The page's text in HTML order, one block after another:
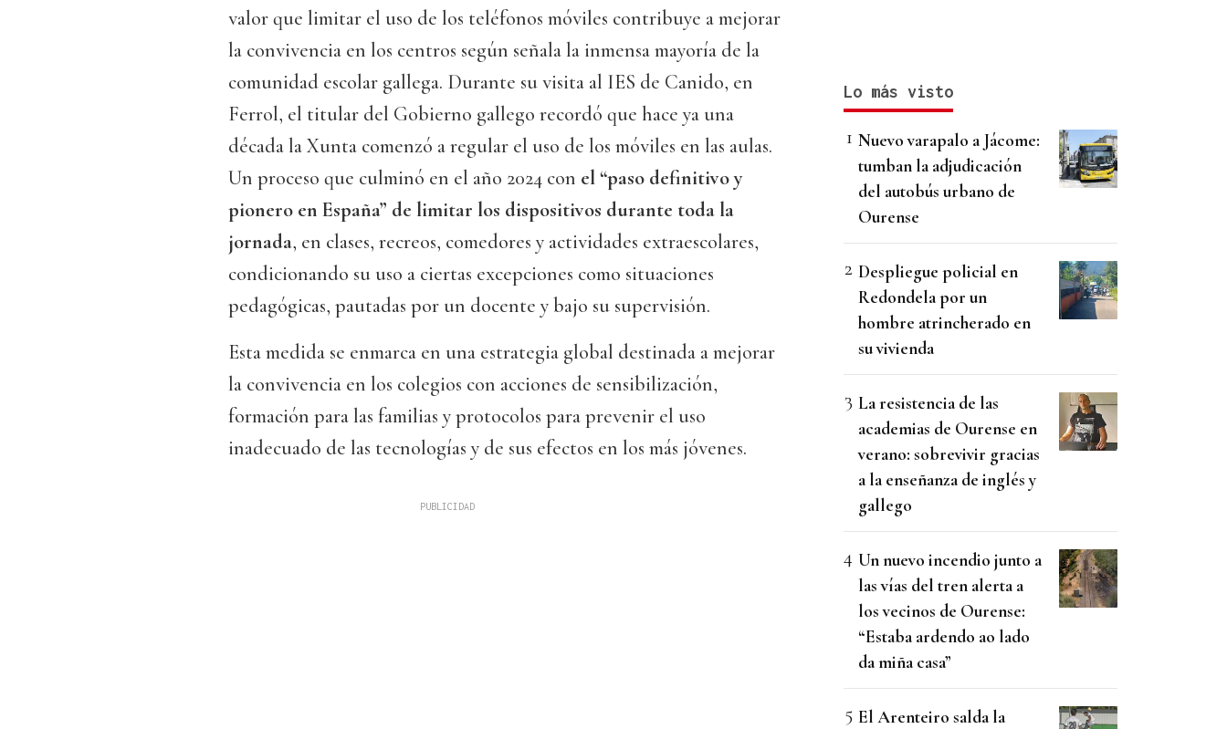
valor que limitar el uso de los teléfonos móviles contribuye a mejorar
la convivencia en los centros según señala la inmensa mayoría de la
comunidad escolar gallega. Durante su visita al IES de Canido, en
Ferrol, el titular del Gobierno gallego recordó que hace ya una
década la Xunta comenzó a regular el uso de los móviles en las aulas.
Un proceso que culminó en el año 2024 con el “paso definitivo y
pionero en España” de limitar los dispositivos durante toda la
jornada, en clases, recreos, comedores y actividades extraescolares,
condicionando su uso a ciertas excepciones como situaciones
pedagógicas, pautadas por un docente y bajo su supervisión.
Esta medida se enmarca en una estrategia global destinada a mejorar
la convivencia en los colegios con acciones de sensibilización,
formación para las familias y protocolos para prevenir el uso
inadecuado de las tecnologías y de sus efectos en los más jóvenes.
Lo más visto
Nuevo varapalo a Jácome:
tumban la adjudicación
del autobús urbano de
Ourense
Despliegue policial en
Redondela por un
hombre atrincherado en
su vivienda
La resistencia de las
academias de Ourense en
verano: sobrevivir gracias
a la enseñanza de inglés y
gallego
Un nuevo incendio junto a
las vías del tren alerta a
los vecinos de Ourense:
“Estaba ardendo ao lado
da miña casa”
El Arenteiro salda la